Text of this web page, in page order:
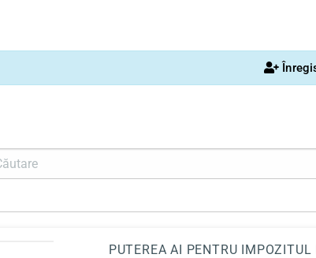
PUTEREA AI PENTRU IMPOZITUL